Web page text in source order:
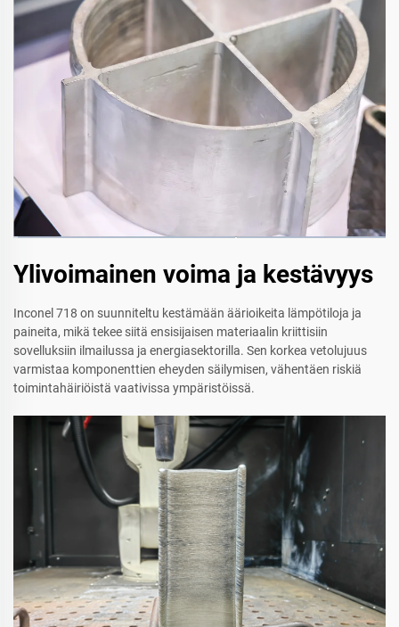
Ylivoimainen voima ja kestävyys
Inconel 718 on suunniteltu kestämään äärioikeita lämpötiloja ja
paineita, mikä tekee siitä ensisijaisen materiaalin kriittisiin
sovelluksiin ilmailussa ja energiasektorilla. Sen korkea vetolujuus
varmistaa komponenttien eheyden säilymisen, vähentäen riskiä
toimintahäiriöistä vaativissa ympäristöissä.